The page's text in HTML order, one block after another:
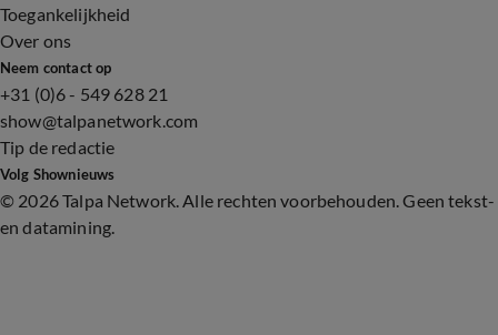
Toegankelijkheid
Over ons
Neem contact op
+31 (0)6 - 549 628 21
show@talpanetwork.com
Tip de redactie
Volg Shownieuws
© 2026 Talpa Network. Alle rechten voorbehouden. Geen tekst-
en datamining.